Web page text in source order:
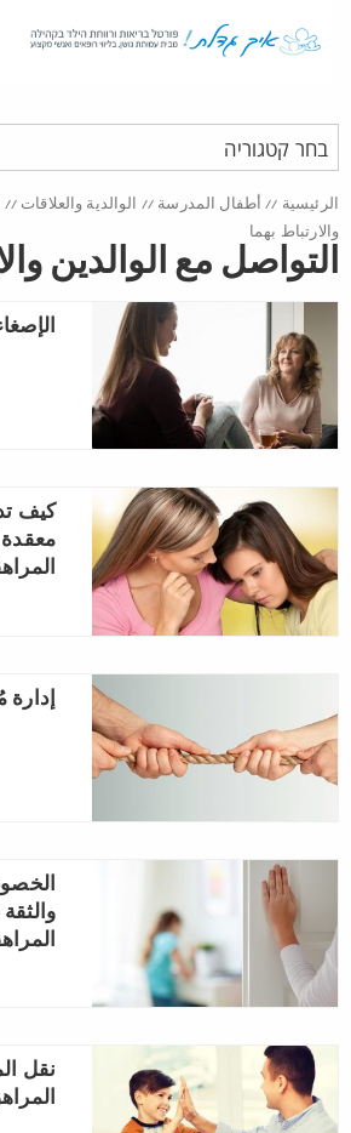
الرئيسية // أطفال المدرسة // الوالدية والعلاقات //
والارتباط بهما
التواصل مع الوالدين
كيف
إدارة
نقل